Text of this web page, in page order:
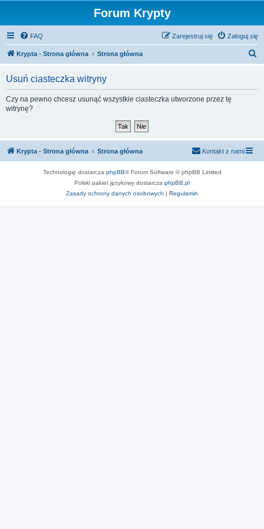
Forum Krypty
FAQ Zaloguj się
Zarejestruj się
Krypta - Strona główna Strona główna
Usuń ciasteczka witryny
Czy na pewno chcesz usunąć wszystkie ciasteczka utworzone przez tę
witrynę?
Krypta - Strona główna Strona główna Kontakt z nami
Technologię dostarcza phpBB® Forum Software © phpBB Limited
Polski pakiet językowy dostarcza phpBB.pl
Zasady ochrony danych osobowych | Regulamin